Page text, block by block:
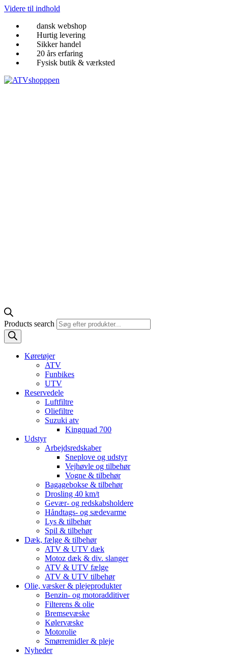
Videre til indhold
dansk webshop
Hurtig levering
Sikker handel
20 års erfaring
Fysisk butik & værksted
Products search
Køretøjer
ATV
Funbikes
UTV
Reservedele
Luftfiltre
Oliefiltre
Suzuki atv
Kingquad 700
Udstyr
Arbejdsredskaber
Sneplove og udstyr
Vejhøvle og tilbehør
Vogne & tilbehør
Bagagebokse & tilbehør
Drosling 40 km/t
Gevær- og redskabsholdere
Håndtags- og sædevarme
Lys & tilbehør
Spil & tilbehør
Dæk, fælge & tilbehør
ATV & UTV dæk
Motoz dæk & div. slanger
ATV & UTV fælge
ATV & UTV tilbehør
Olie, væsker & plejeprodukter
Benzin- og motoradditiver
Filterens & olie
Bremsevæske
Kølervæske
Motorolie
Smørremidler & pleje
Nyheder